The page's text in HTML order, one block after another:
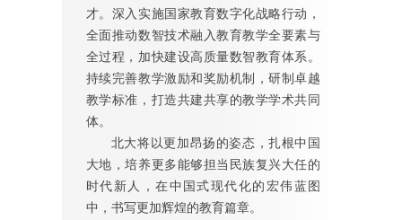
才。深入实施国家教育数字化战略行动，
全面推动数智技术融入教育教学全要素与
全过程，加快建设高质量数智教育体系。
持续完善教学激励和奖励机制，研制卓越
教学标准，打造共建共享的教学学术共同
体。
北大将以更加昂扬的姿态，扎根中国
大地，培养更多能够担当民族复兴大任的
时代新人，在中国式现代化的宏伟蓝图
中，书写更加辉煌的教育篇章。